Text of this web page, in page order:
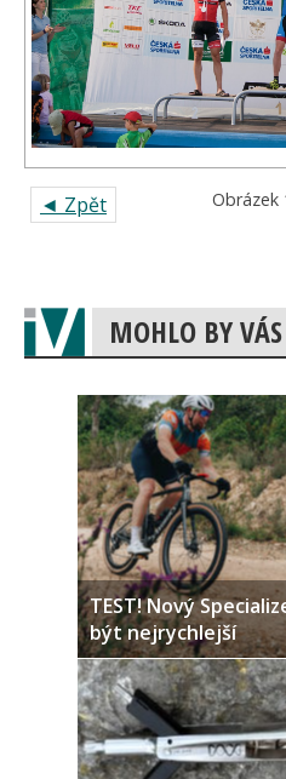
◄ Zpět Obrázek
MOHLO BY
TEST! Nový
být nejrychlejší